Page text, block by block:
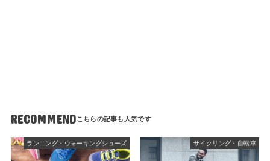
RECOMMEND
ランニング・ウォーキングシューズ サイクリング・自転車